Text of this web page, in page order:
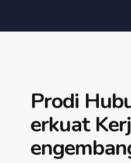
Prodi
erkuat